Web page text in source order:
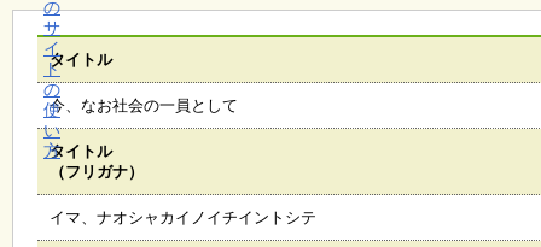
講
座
・
イ
ベ
ト
の
サ
イ
ト
の
使
い
方
タイトル
今、なお社会の一員として
タイトル
（フリガナ）
イマ、ナオシャカイノイチイントシテ